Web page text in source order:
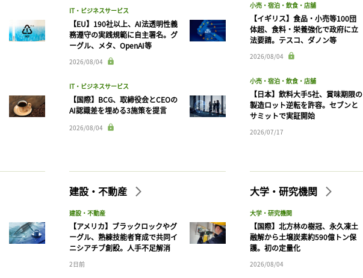
IT・ビジネスサービス
【EU】190社以上、AI法透明性義
務遵守の実践規範に自主署名。グ
ーグル、メタ、OpenAI等
2026/08/04
IT・ビジネスサービス
【国際】BCG、取締役会とCEOの
AI認識差を埋める3施策を提言
2026/08/04
小売・宿泊・飲食・店舗
【イギリス】食品・小売等100団
体超、食料・栄養強化で政府に立
法要請。テスコ、ダノン等
2026/08/04
小売・宿泊・飲食・店舗
【日本】飲料大手5社、賞味期限の
製造ロット逆転を許容。セブンと
サミットで実証開始
2026/07/17
建設・不動産
建設・不動産
【アメリカ】ブラックロックやグ
ーグル、熟練技能者育成で共同イ
ニシアチブ創設。人手不足解消
2日前
大学・研究機関
大学・研究機関
【国際】北方林の樹冠、永久凍土
融解から土壌炭素約590億トン保
護。初の定量化
2026/08/04
記事をお気に入りに保存するには
ログイン 会員登録